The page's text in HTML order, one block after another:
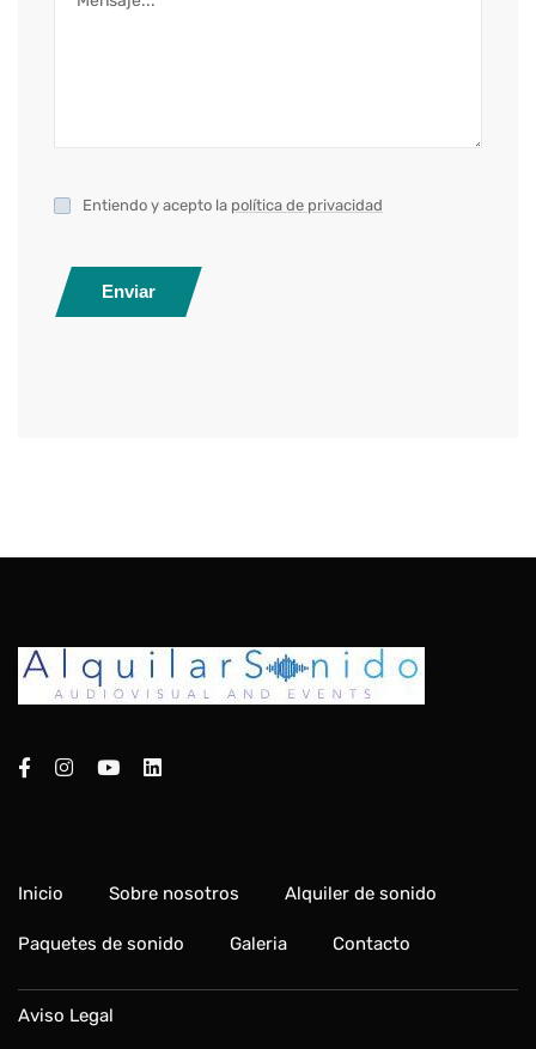
Entiendo y acepto la política de privacidad
Enviar
Inicio Sobre nosotros Alquiler de sonido
Paquetes de sonido Galeria Contacto
Aviso Legal